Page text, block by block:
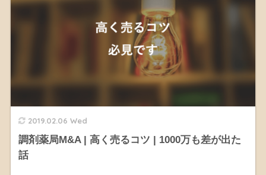
2019.02.06 Wed
調剤薬局M&A | 高く売るコツ | 1000万も差が出た
話